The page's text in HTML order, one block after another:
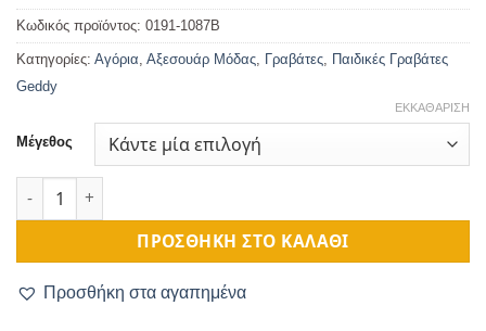
Κωδικός προϊόντος: 0191-1087B
Κατηγορίες: Αγόρια Αξεσουάρ Μόδας Γραβάτες
Παιδικές Γραβάτες
Geddy
Μέγεθος
ΕΚΚΑΘΆΡΙΣΗ
ΠΡΟΣΘΉΚΗ ΣΤΟ ΚΑΛΆΘΙ
Προσθήκη στα αγαπημένα